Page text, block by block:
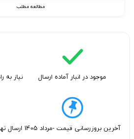
مطالعه مطلب
موجود در انبار آماده ارسال نیاز به
آخرین بروزرسانی قیمت -مرداد 1405